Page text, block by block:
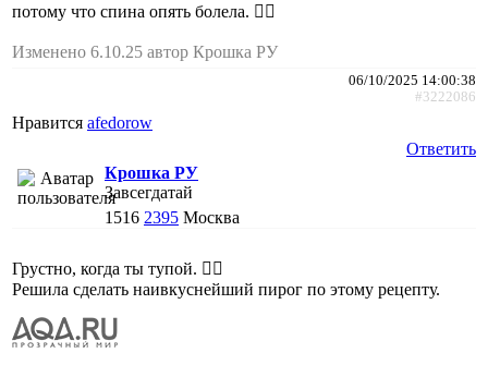
потому что спина опять болела. 🤦‍♀️
Изменено 6.10.25 автор Крошка РУ
06/10/2025 14:00:38
#3222086
Нравится afedorow
Ответить
Крошка РУ
Завсегдатай
1516 2395 Москва
Грустно, когда ты тупой. 🤦‍♀️
Решила сделать наивкуснейший пирог по этому рецепту.